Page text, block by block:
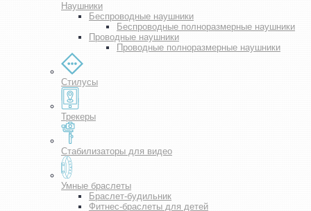
Наушники
Беспроводные наушники
Беспроводные полноразмерные наушники
Проводные наушники
Проводные полноразмерные наушники
Стилусы
Трекеры
Стабилизаторы для видео
Умные браслеты
Браслет-будильник
Фитнес-браслеты для детей